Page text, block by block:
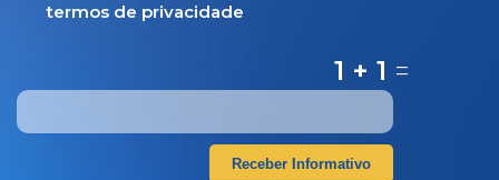
termos de privacidade
1 + 1 =
Receber Informativo